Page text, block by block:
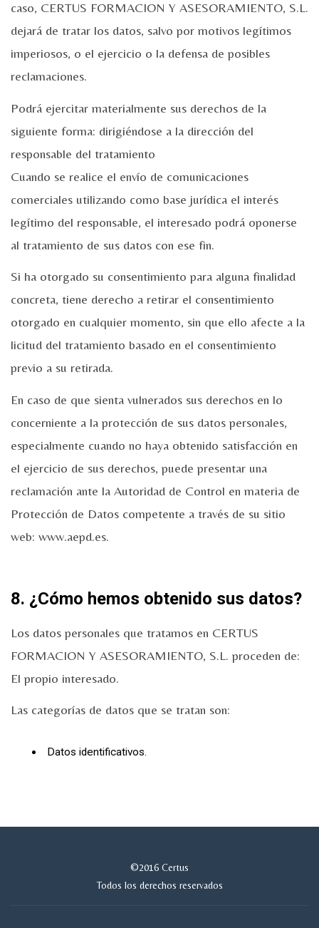
caso, CERTUS FORMACION Y ASESORAMIENTO, S.L.
dejará de tratar los datos, salvo por motivos legítimos
imperiosos, o el ejercicio o la defensa de posibles
reclamaciones.
Podrá ejercitar materialmente sus derechos de la
siguiente forma: dirigiéndose a la dirección del
responsable del tratamiento
Cuando se realice el envío de comunicaciones
comerciales utilizando como base jurídica el interés
legítimo del responsable, el interesado podrá oponerse
al tratamiento de sus datos con ese fin.
Si ha otorgado su consentimiento para alguna finalidad
concreta, tiene derecho a retirar el consentimiento
otorgado en cualquier momento, sin que ello afecte a la
licitud del tratamiento basado en el consentimiento
previo a su retirada.
En caso de que sienta vulnerados sus derechos en lo
concerniente a la protección de sus datos personales,
especialmente cuando no haya obtenido satisfacción en
el ejercicio de sus derechos, puede presentar una
reclamación ante la Autoridad de Control en materia de
Protección de Datos competente a través de su sitio
web: www.aepd.es.
8. ¿Cómo hemos obtenido sus datos?
Los datos personales que tratamos en CERTUS
FORMACION Y ASESORAMIENTO, S.L. proceden de:
El propio interesado.
Las categorías de datos que se tratan son:
Datos identificativos.
©2016 Certus
Todos los derechos reservados